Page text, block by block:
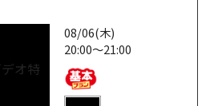
08/06(木)
20:00～21:00